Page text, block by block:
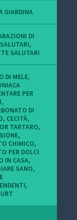
GIARDINA
DI
,
SALUTARI
DI MELE,
PER
,
DI
, CECITÀ,
TARTARO,
,
CHIMICO,
PER DOLCI
IN CASA,
SANO,
,